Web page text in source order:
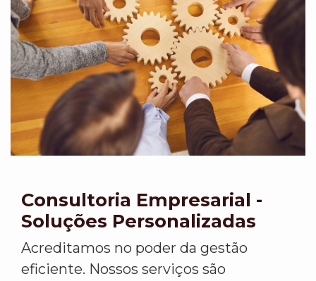
Consultoria Empresarial -
Soluções Personalizadas
Acreditamos no poder da gestão
eficiente. Nossos serviços são